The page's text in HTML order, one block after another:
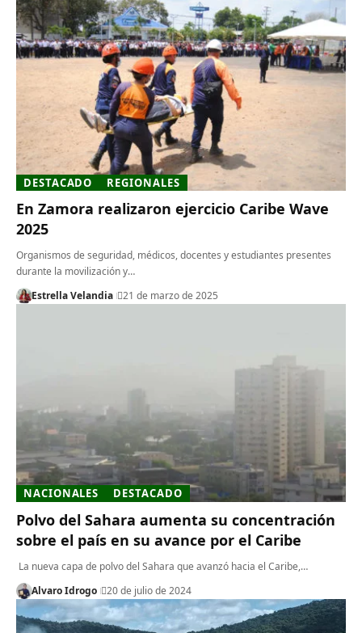
DESTACADO REGIONALES
En Zamora realizaron ejercicio Caribe Wave
2025
Organismos de seguridad, médicos, docentes y estudiantes presentes
durante la movilización y…
Estrella Velandia
21 de marzo de 2025
NACIONALES DESTACADO
Polvo del Sahara aumenta su concentración
sobre el país en su avance por el Caribe
La nueva capa de polvo del Sahara que avanzó hacia el Caribe,…
Alvaro Idrogo
20 de julio de 2024